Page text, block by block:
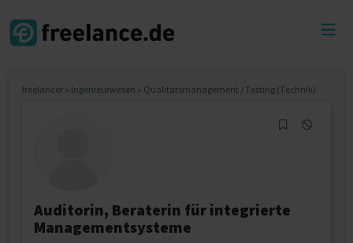
freelancer » Ingenieurwesen » Qualitätsmanagement / Testing (Technik)
Auditorin, Beraterin für integrierte
Managementsysteme